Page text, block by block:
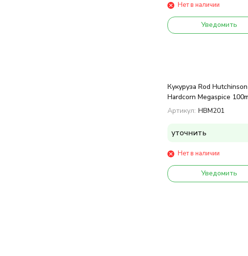
Нет в наличии
Уведомить
Кукуруза Rod Hutchinson
Hardcorn Megaspice
Артикул: HBM201
уточнить
Нет в наличии
Уведомить